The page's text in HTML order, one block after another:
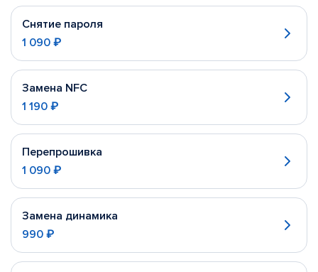
Снятие пароля
1 090 ₽
Замена NFC
1 190 ₽
Перепрошивка
1 090 ₽
Замена динамика
990 ₽